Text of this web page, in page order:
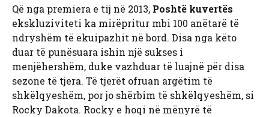
Që nga premiera e tij në 2013, Poshtë kuvertës
ekskluziviteti ka mirëpritur mbi 100 anëtarë të
ndryshëm të ekuipazhit në bord. Disa nga këto
duar të punësuara ishin një sukses i
menjëhershëm, duke vazhduar të luajnë për disa
sezone të tjera. Të tjerët ofruan argëtim të
shkëlqyeshëm, por jo shërbim të shkëlqyeshëm, si
Rocky Dakota. Rocky e hoqi në mënyrë të